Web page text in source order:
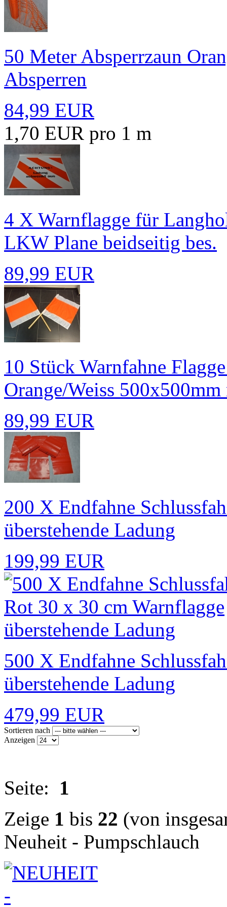
50 Meter Absperrzaun
Absperren
84,99 EUR
1,70 EUR pro 1 m
4 X Warnflagge für
LKW Plane beidseitig bes.
89,99 EUR
10 Stück Warnfahne
Orange/Weiss
89,99 EUR
200 X Endfahne
überstehende Ladung
199,99 EUR
500 X Endfahne
überstehende Ladung
479,99 EUR
Sortieren nach
Anzeigen
Seite: 1
Zeige 1 bis 22 (von
Neuheit - Pumpschlauch